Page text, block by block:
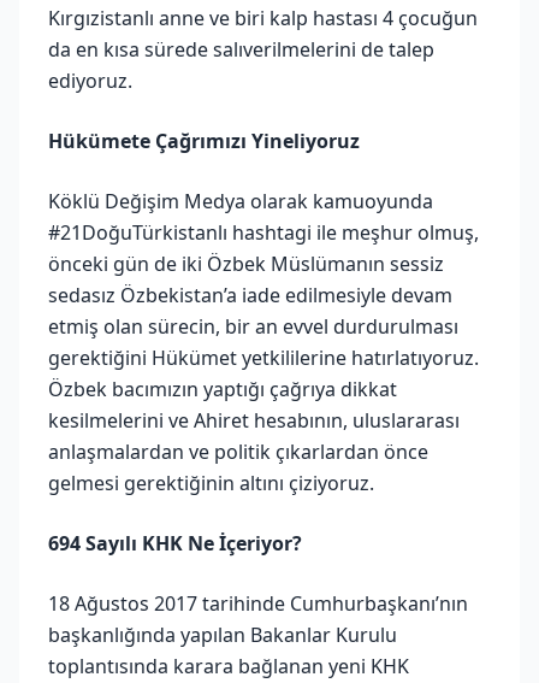
Kırgızistanlı anne ve biri kalp hastası 4 çocuğun
da en kısa sürede salıverilmelerini de talep
ediyoruz.
Hükümete Çağrımızı Yineliyoruz
Köklü Değişim Medya olarak kamuoyunda
#21DoğuTürkistanlı hashtagi ile meşhur olmuş,
önceki gün de iki Özbek Müslümanın sessiz
sedasız Özbekistan’a iade edilmesiyle devam
etmiş olan sürecin, bir an evvel durdurulması
gerektiğini Hükümet yetkililerine hatırlatıyoruz.
Özbek bacımızın yaptığı çağrıya dikkat
kesilmelerini ve Ahiret hesabının, uluslararası
anlaşmalardan ve politik çıkarlardan önce
gelmesi gerektiğinin altını çiziyoruz.
694 Sayılı KHK Ne İçeriyor?
18 Ağustos 2017 tarihinde Cumhurbaşkanı’nın
başkanlığında yapılan Bakanlar Kurulu
toplantısında karara bağlanan yeni KHK